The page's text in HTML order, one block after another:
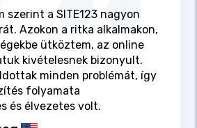
szerint a SITE123 nagyon
Azokon a ritka alkalmakon,
ütköztem, az online
kivételesnek bizonyult.
minden problémát, így
folyamata
és élvezetes volt.